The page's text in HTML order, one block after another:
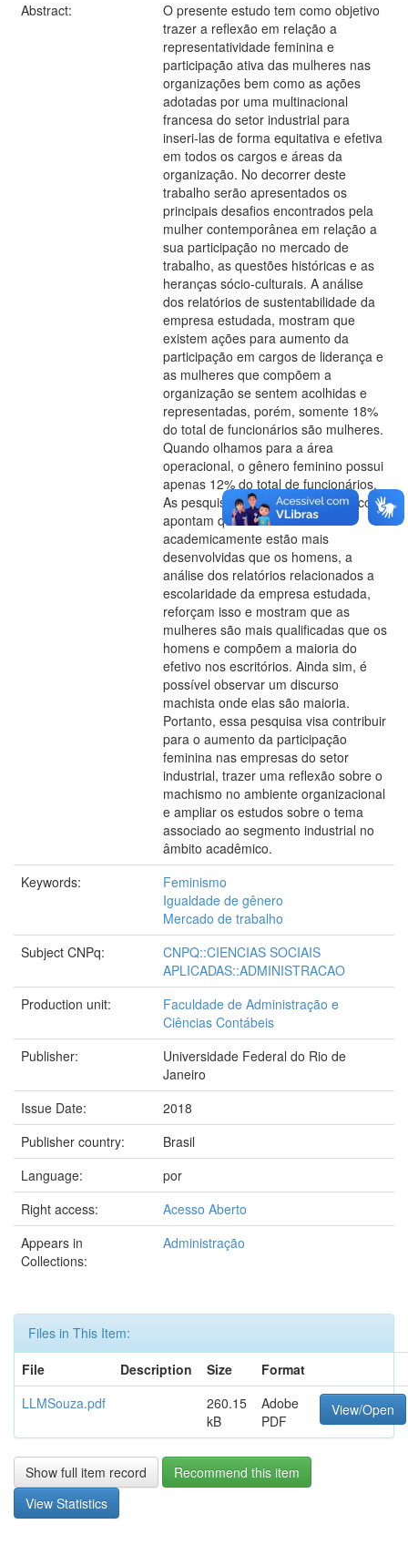
Abstract:
O presente estudo tem como objetivo
trazer a reflexão em relação a
representatividade feminina e
participação ativa das mulheres nas
organizações bem como as ações
adotadas por uma multinacional
francesa do setor industrial para
inseri-las de forma equitativa e efetiva
em todos os cargos e áreas da
organização. No decorrer deste
trabalho serão apresentados os
principais desafios encontrados pela
mulher contemporânea em relação a
sua participação no mercado de
trabalho, as questões históricas e as
heranças sócio-culturais. A análise
dos relatórios de sustentabilidade da
empresa estudada, mostram que
existem ações para aumento da
participação em cargos de liderança e
as mulheres que compõem a
organização se sentem acolhidas e
representadas, porém, somente 18%
do total de funcionários são mulheres.
Quando olhamos para a área
operacional, o gênero feminino possui
apenas 12% do total de funcionários.
As pesquisas de censo demográfico
apontam que as mulheres
academicamente estão mais
desenvolvidas que os homens, a
análise dos relatórios relacionados a
escolaridade da empresa estudada,
reforçam isso e mostram que as
mulheres são mais qualificadas que os
homens e compõem a maioria do
efetivo nos escritórios. Ainda sim, é
possível observar um discurso
machista onde elas são maioria.
Portanto, essa pesquisa visa contribuir
para o aumento da participação
feminina nas empresas do setor
industrial, trazer uma reflexão sobre o
machismo no ambiente organizacional
e ampliar os estudos sobre o tema
associado ao segmento industrial no
âmbito acadêmico.
Keywords:
Feminismo
Igualdade de gênero
Mercado de trabalho
Subject CNPq:
CNPQ::CIENCIAS SOCIAIS
APLICADAS::ADMINISTRACAO
Production unit:
Faculdade de Administração e
Ciências Contábeis
Publisher:
Universidade Federal do Rio de
Janeiro
Issue Date:
2018
Publisher country:
Brasil
Language:
por
Right access:
Acesso Aberto
Appears in
Collections:
Administração
Files in This Item:
File
Description Size
Format
LLMSouza.pdf
260.15
kB
Adobe
PDF
View/Open
Show full item record
Recommend this item
View Statistics